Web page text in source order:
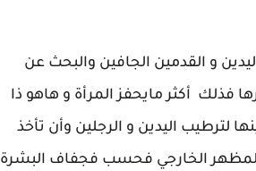
و القدمين الجافين والبحث عن
أكثر مايحفز المرأة و هاهو ذا
لترطيب اليدين و الرجلين وأن تأخذ
المظهر الخارجي فحسب فجفاف البشرة